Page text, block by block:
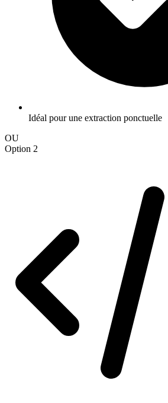
Idéal pour une extraction ponctuelle
OU
Option 2